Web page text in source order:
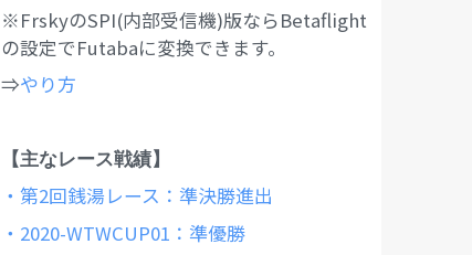
※FrskyのSPI(内部受信機)版ならBetaflight
の設定でFutabaに変換できます。
⇒やり方
【主なレース戦績】
・第2回銭湯レース：準決勝進出
・2020-WTWCUP01：準優勝